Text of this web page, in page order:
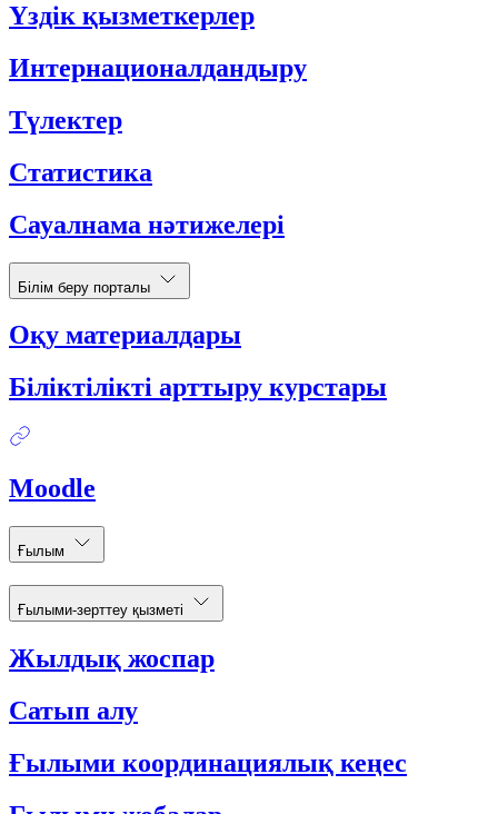
Үздік қызметкерлер
Интернационалдандыру
Түлектер
Статистика
Сауалнама нәтижелері
Білім беру порталы
Оқу материалдары
Біліктілікті арттыру курстары
Moodle
Ғылым
Ғылыми-зерттеу қызметі
Жылдық жоспар
Сатып алу
Ғылыми координациялық кеңес